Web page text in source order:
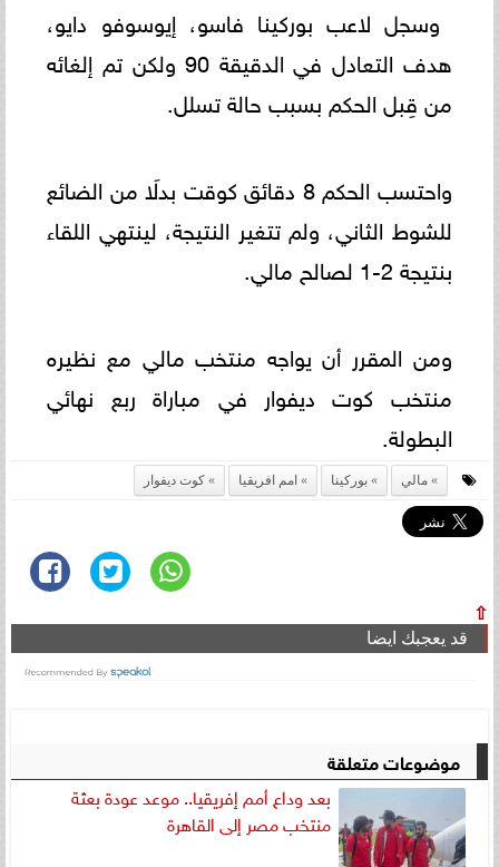
وسجل لاعب بوركينا فاسو، إيوسوفو دايو،
هدف التعادل في الدقيقة 90 ولكن تم إلغائه
من قِبل الحكم بسبب حالة تسلل.
واحتسب الحكم 8 دقائق كوقت بدلَا من الضائع
للشوط الثاني، ولم تتغير النتيجة، لينتهي اللقاء
بنتيجة 2-1 لصالح مالي.
ومن المقرر أن يواجه منتخب مالي مع نظيره
منتخب كوت ديفوار في مباراة ربع نهائي
البطولة.
مالي بوركينا امم افريقيا كوت ديفوار
⇧
قد يعجبك ايضا
موضوعات متعلقة
بعد وداع أمم إفريقيا.. موعد عودة بعثة
منتخب مصر إلى القاهرة